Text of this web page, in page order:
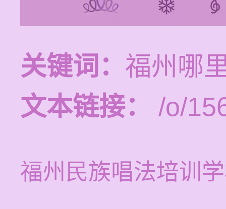
关键词： 福州哪
文本链接：
/o/
福州民族唱法培训